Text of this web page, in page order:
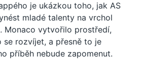
je ukázkou toho, jak AS
mladé talenty na vrchol
Monaco vytvořilo prostředí,
se rozvíjet, a přesně to je
příběh nebude zapomenut.